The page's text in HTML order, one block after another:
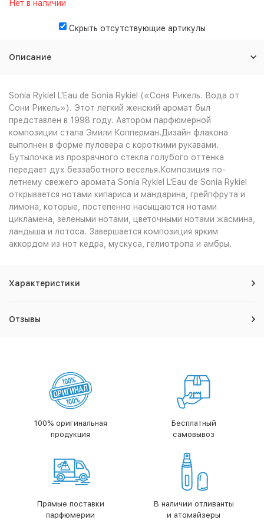
Нет в наличии
Скрыть отсутствующие артикулы
Описание
Sonia Rykiel L'Eau de Sonia Rykiel («Соня Рикель. Вода от
Сони Рикель»). Этот легкий женский аромат был
представлен в 1998 году. Автором парфюмерной
композиции стала Эмили Копперман.Дизайн флакона
выполнен в форме пуловера с короткими рукавами.
Бутылочка из прозрачного стекла голубого оттенка
передает дух беззаботного веселья.Композиция по-
летнему свежего аромата Sonia Rykiel L'Eau de Sonia Rykiel
открывается нотами кипариса и мандарина, грейпфрута и
лимона, которые, постепенно насыщаются нотами
цикламена, зелеными нотами, цветочными нотами жасмина,
ландыша и лотоса. Завершается композиция ярким
аккордом из нот кедра, мускуса, гелиотропа и амбры.
Характеристики
Отзывы
100% оригинальная
продукция
Бесплатный
самовывоз
Прямые поставки
парфюмерии
В наличии отливанты
и атомайзеры